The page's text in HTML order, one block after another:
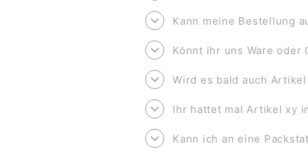
Kann meine Bestellung
Könnt ihr uns Ware
Wird es bald auch
Ihr hattet mal Artikel xy
Kann ich an eine